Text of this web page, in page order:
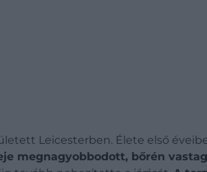
Leicesterben. Élete első
megnagyobbodott, bőrén